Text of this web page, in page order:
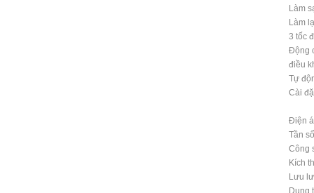
Làm
Làm
3 tốc
Động
điều
Tự
Cài
Điện
Tần
Công
Kích
Lưu
Dung